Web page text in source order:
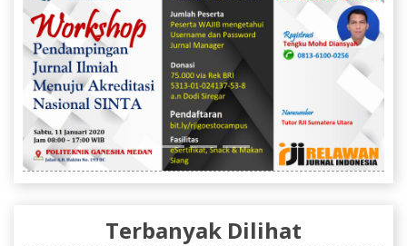
Terbanyak Dilihat